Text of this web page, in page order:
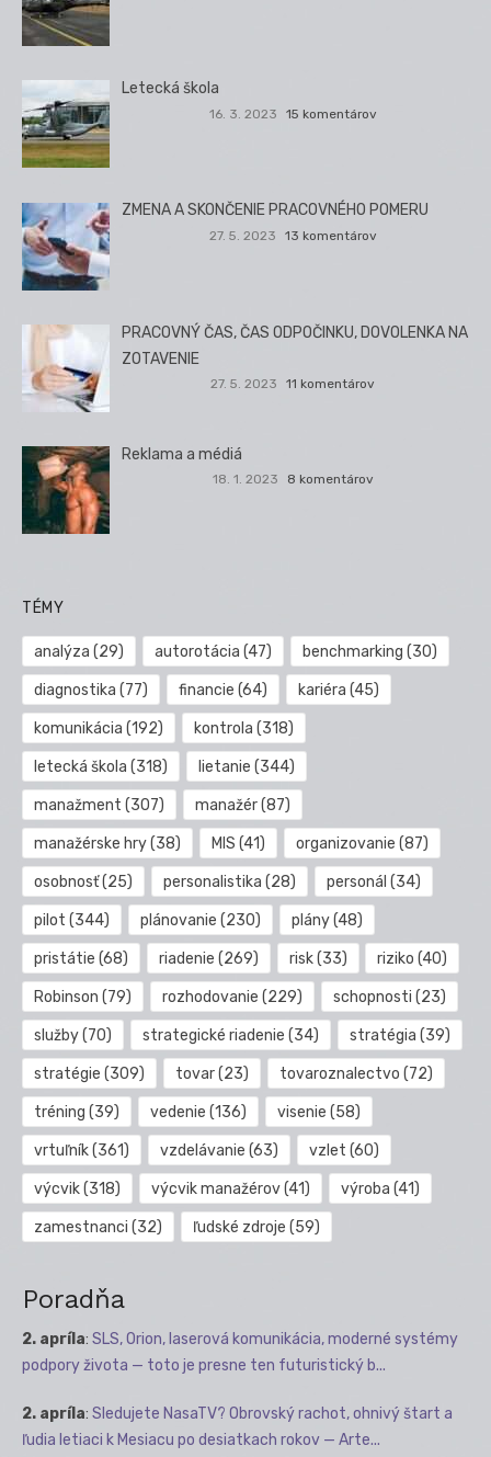
Letecká škola
16. 3. 2023 15 komentárov
ZMENA A SKONČENIE PRACOVNÉHO POMERU
27. 5. 2023 13 komentárov
PRACOVNÝ ČAS, ČAS ODPOČINKU, DOVOLENKA NA
ZOTAVENIE
27. 5. 2023 11 komentárov
Reklama a médiá
18. 1. 2023 8 komentárov
TÉMY
analýza (29) autorotácia (47) benchmarking (30)
diagnostika (77) financie (64) kariéra (45)
komunikácia (192) kontrola (318)
letecká škola (318) lietanie (344)
manažment (307) manažér(87)
manažérske hry(38) MIS (41) organizovanie (87)
osobnosť(25) personalistika (28) personál (34)
pilot (344) plánovanie (230) plány(48)
pristátie (68) riadenie (269) risk(33) riziko (40)
Robinson (79) rozhodovanie (229) schopnosti (23)
služby(70) strategické riadenie (34) stratégia (39)
stratégie (309) tovar(23) tovaroznalectvo (72)
tréning (39) vedenie (136) visenie (58)
vrtuľník(361) vzdelávanie (63) vzlet (60)
výcvik(318) výcvik manažérov(41) výroba (41)
zamestnanci (32) ľudské zdroje (59)
Poradňa
2. apríla: SLS, Orion, laserová komunikácia, moderné systémy
podpory života — toto je presne ten futuristický b...
2. apríla: Sledujete NasaTV? Obrovský rachot, ohnivý štart a
ľudia letiaci k Mesiacu po desiatkach rokov — Arte...